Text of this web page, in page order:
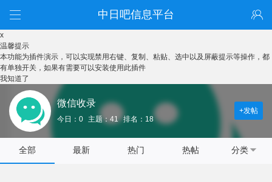
中日吧信息平台
x
温馨提示
本功能为插件演示，可以实现禁用右键、复制、粘贴、选中以及屏蔽提示等操作，都
有单独开关，如果有需要可以安装使用此插件
我知道了
微信收录
今日：0 主题：41 排名：18
+发帖
全部 最新 热门 热帖 分类